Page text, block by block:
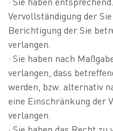
Vervollständigung der
Berichtigung der Sie
verlangen.
· Sie haben nach
verlangen, dass
werden, bzw. alternativ
eine Einschränkung der
verlangen.